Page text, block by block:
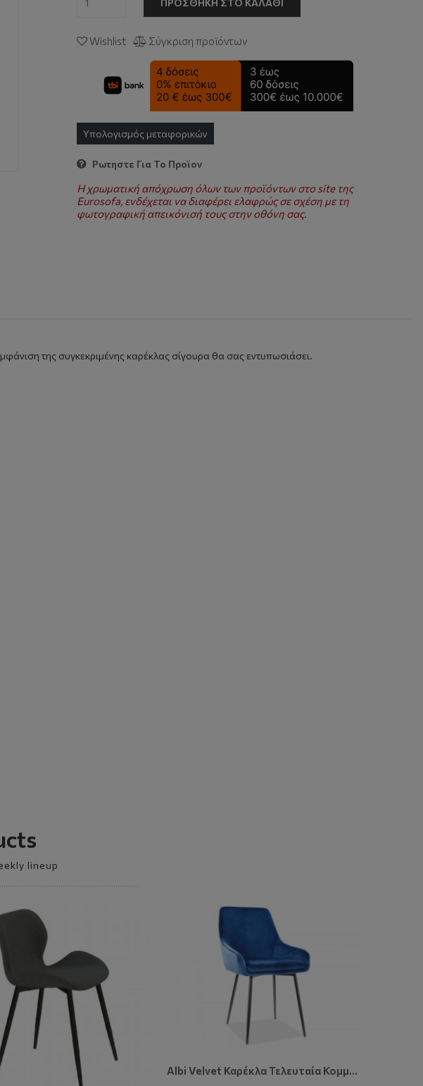
Wishlist Σύγκριση προϊόντων
Υπολογισμός μεταφορικών
Ρωτηστε Για Το Προϊον
Η χρωματική απόχρωση όλων των προϊόντων στο site της
Eurosofa, ενδέχεται να διαφέρει ελαφρώς σε σχέση με τη
φωτογραφική απεικόνισή τους στην οθόνη σας.
της συγκεκριμένης καρέκλας σίγουρα θα σας εντυπωσιάσει.
lineup
Albi Velvet Καρέκλα Τελευταία Κομμάτια